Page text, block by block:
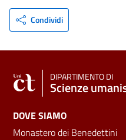
Condividi
DIPARTIMENTO DI
Scienze
DOVE SIAMO
Monastero dei Benedettini